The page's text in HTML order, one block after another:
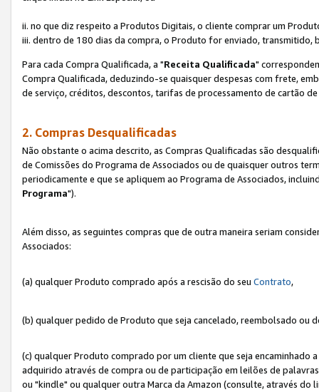
ii. no que diz respeito a Produtos Digitais, o cliente comprar um
iii. dentro de 180 dias da compra, o Produto for enviado, transmitido,
Para cada Compra Qualificada, a "Receita Qualificada"
Compra Qualificada, deduzindo-se quaisquer despesas com frete,
de serviço, créditos, descontos, tarifas de processamento de cartão
2. Compras Desqualificadas
Não obstante o acima descrito, as Compras Qualificadas são
de Comissões do Programa de Associados ou de quaisquer outros
periodicamente e que se apliquem ao Programa de Associados,
Programa").
Além disso, as seguintes compras que de outra maneira seriam
Associados:
(a) qualquer Produto comprado após a rescisão do seu Contrato,
(b) qualquer pedido de Produto que seja cancelado, reembolsado ou
(c) qualquer Produto comprado por um cliente que seja encaminhado
adquirido através de compra ou de participação em leilões de
ou "kindle" ou qualquer outra Marca da Amazon (consulte, através do